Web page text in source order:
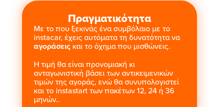
Πραγματικότητα
Με το που ξεκινάς ένα συμβόλαιο με το
instacar, έχεις αυτόματα τη δυνατότητα να
αγοράσειςκαι το όχημα που μισθώνεις.
Η τιμή θα είναι προνομιακή κι
ανταγωνιστική βάσει των αντικειμενικών
τιμών της αγοράς, ενώ θα συνυπολογιστεί
και το instastart των πακέτων 12, 24 ή 36
μηνών..